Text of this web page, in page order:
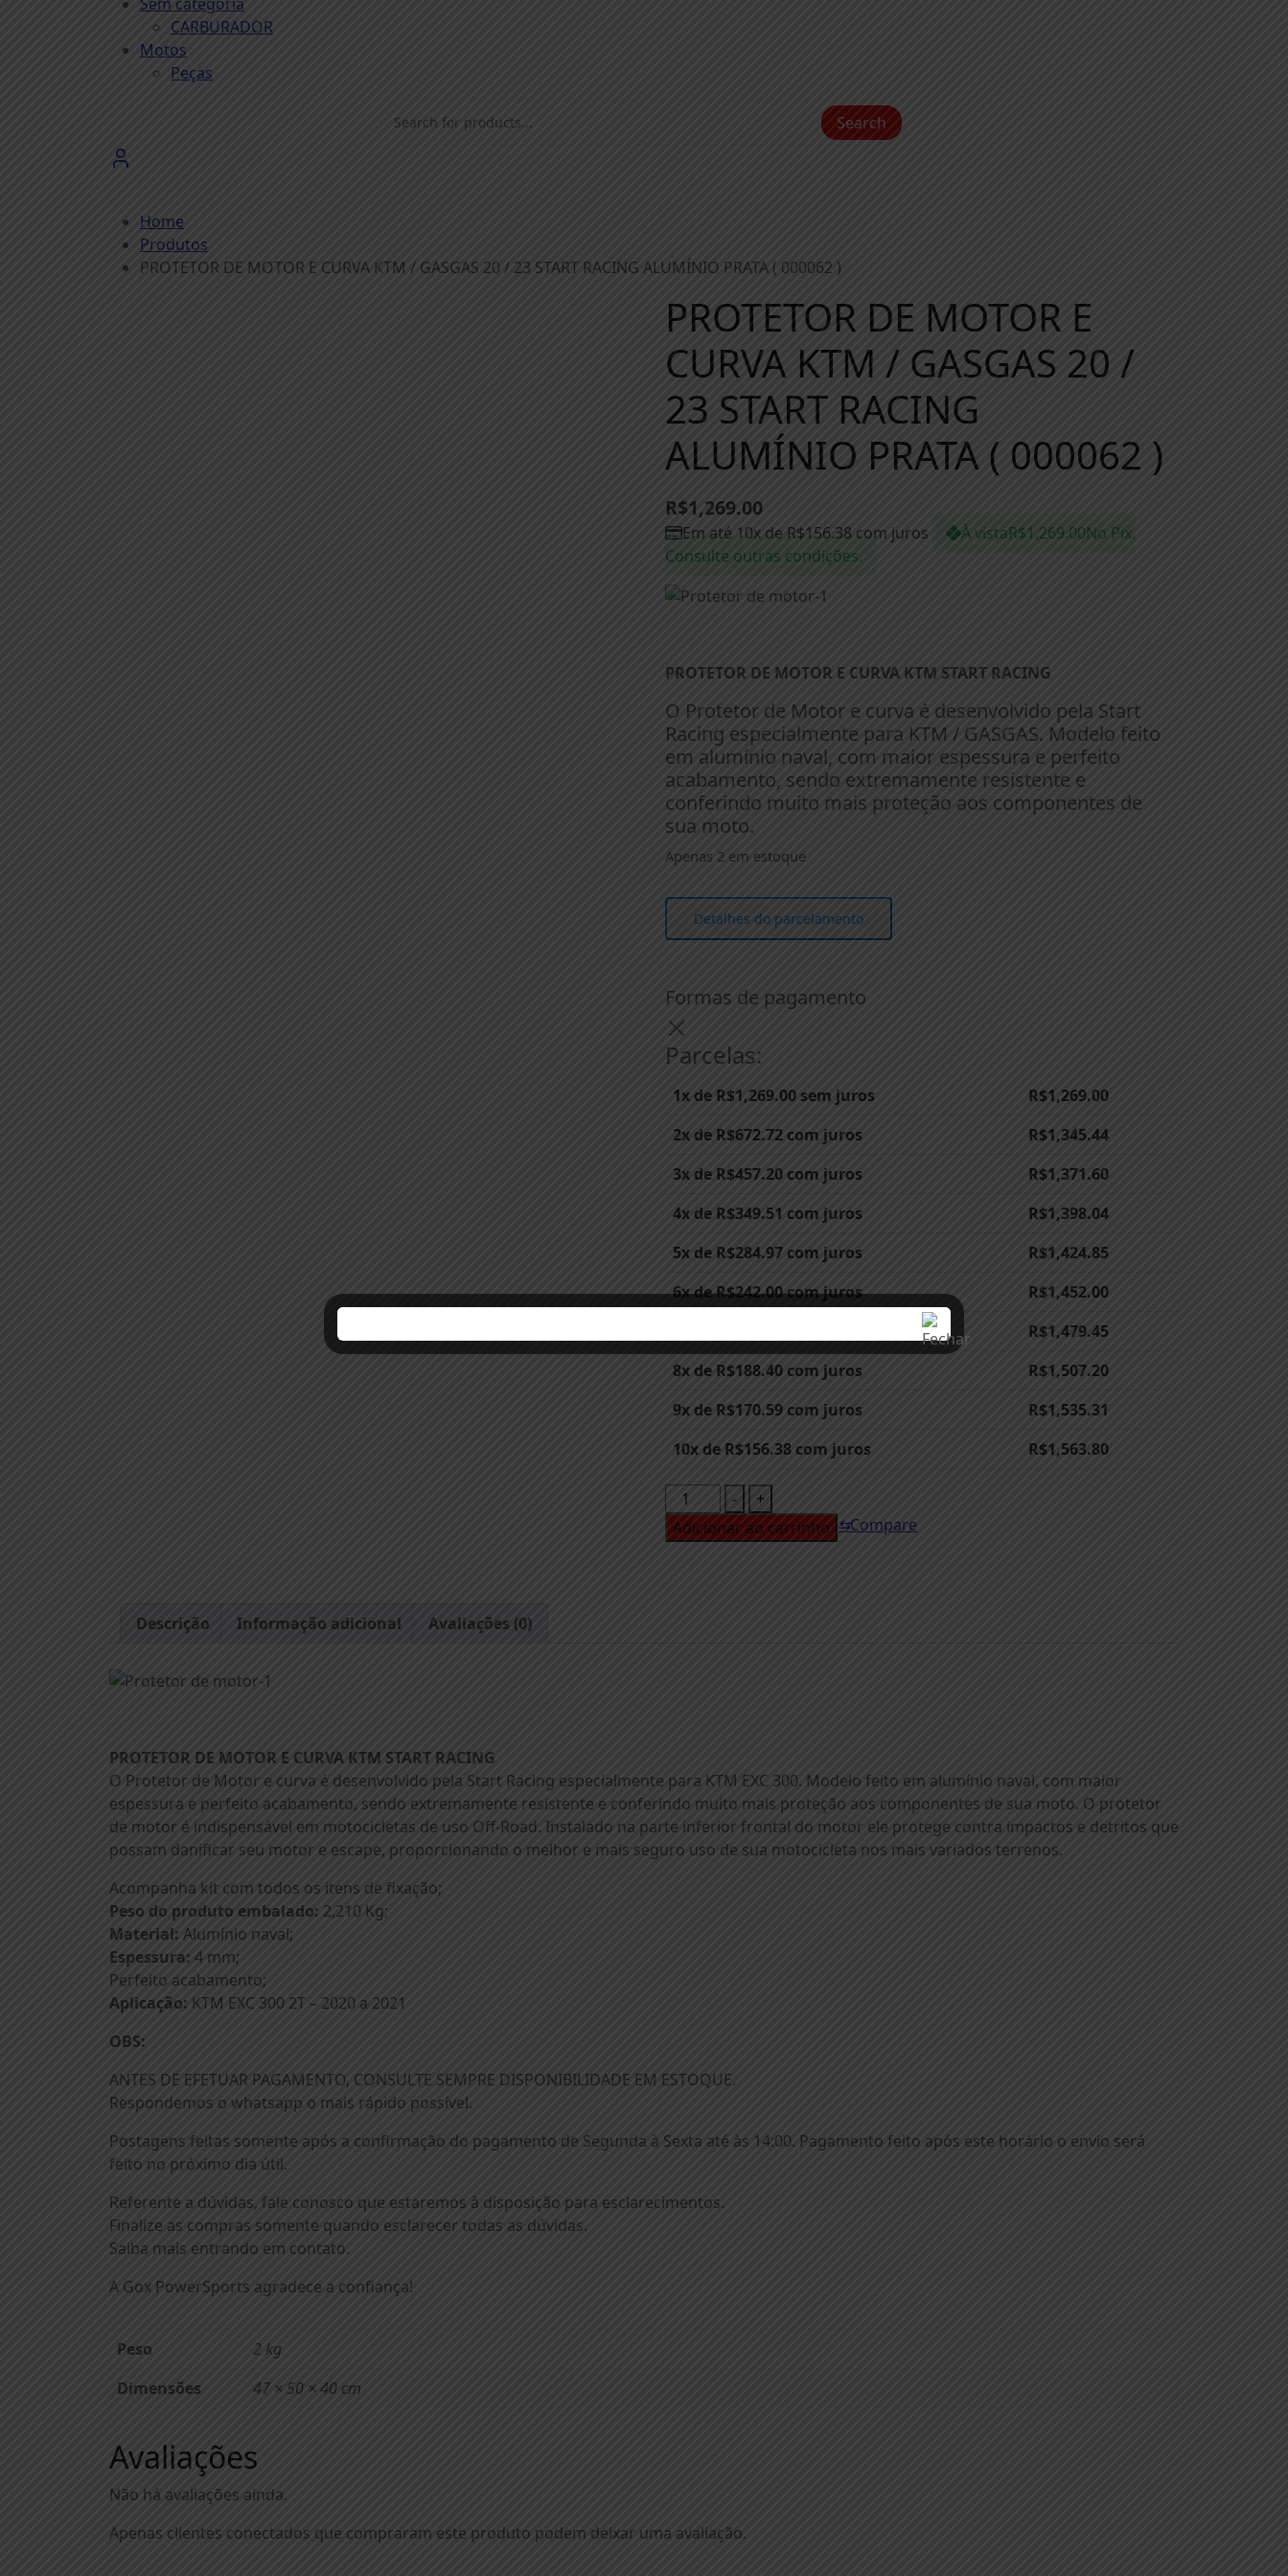
CARBURADOR
Motos
Peças
Search
Home
Produtos
PROTETOR DE MOTOR E CURVA KTM / GASGAS 20 / 23 START RACING ALUMÍNIO PRATA ( 000062 )
PROTETOR DE MOTOR E
CURVA KTM / GASGAS 20 /
23 START RACING
ALUMÍNIO PRATA ( 000062 )
R$1,269.00
Em até 10x de R$156.38 com juros À vistaR$1,269.00No Pix.
Consulte outras condições.
PROTETOR DE MOTOR E CURVA KTM START RACING
O Protetor de Motor e curva é desenvolvido pela Start
Racing especialmente para KTM / GASGAS. Modelo feito
em alumínio naval, com maior espessura e perfeito
acabamento, sendo extremamente resistente e
conferindo muito mais proteção aos componentes de
sua moto.
Apenas 2 em estoque
Detalhes do parcelamento
Formas de pagamento
Parcelas:
1x de R$1,269.00 sem juros R$1,269.00
2x de R$672.72com juros R$1,345.44
3x de R$457.20 com juros R$1,371.60
4x de R$349.51 com juros R$1,398.04
5x de R$284.97 com juros R$1,424.85
6x deR$242.00com juros R$1,452.00
R$1,479.45
8x de R$188.40 com juros R$1,507.20
9x de R$170.59 com juros R$1,535.31
10x de R$156.38 com juros R$1,563.80
-
PROTETOR
DE
MOTOR
RACING
ALUMÍNIO
PRATA
+
Adicionar ao carrinho ⇆Compare
Descrição Informação adicional Avaliações (0)
PROTETOR DE MOTOR E CURVA KTM START RACING
O Protetor de Motor e curva é desenvolvido pela Start Racing especialmente para KTM EXC 300. Modelo feito em alumínio naval, com maior
espessura e perfeito acabamento, sendo extremamente resistente e conferindo muito mais proteção aos componentes de sua moto. O protetor
de motor é indispensável em motocicletas de uso Off-Road. Instalado na parte inferior frontal do motor ele protege contra impactos e detritos que
possam danificar seu motor e escape, proporcionando o melhor e mais seguro uso de sua motocicleta nos mais variados terrenos.
Acompanha kit com todos os itens de fixação;
Peso do produto embalado: 2,210 Kg;
Material: Alumínio naval;
Espessura: 4 mm;
Perfeito acabamento;
Aplicação: KTM EXC 300 2T – 2020 a 2021
OBS:
ANTES DE EFETUAR PAGAMENTO, CONSULTE SEMPRE DISPONIBILIDADE EM ESTOQUE.
Respondemos o whatsapp o mais rápido possível.
Postagens feitas somente após a confirmação do pagamento de Segunda à Sexta até às 14:00. Pagamento feito após este horário o envio será
feito no próximo dia útil.
Referente a dúvidas, fale conosco que estaremos à disposição para esclarecimentos.
Finalize as compras somente quando esclarecer todas as dúvidas.
Saiba mais entrando em contato.
A Gox PowerSports agradece a confiança!
Peso
2 kg
Dimensões
47 × 50 × 40 cm
Avaliações
Não há avaliações ainda.
Apenas clientes conectados que compraram este produto podem deixar uma avaliação.